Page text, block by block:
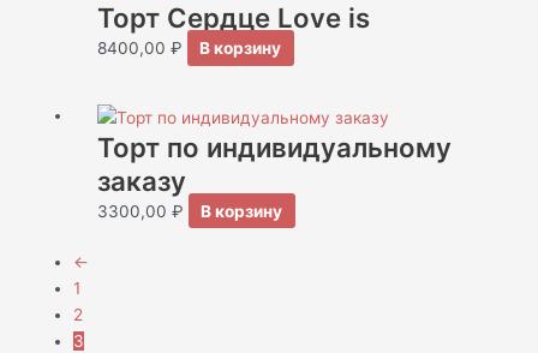
Торт Сердце Love is
8400,00₽ В корзину
Торт по индивидуальному
заказу
3300,00₽ В корзину
←
1
2
3